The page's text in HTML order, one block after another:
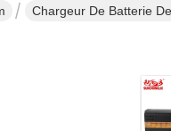
Chargeur De Batterie